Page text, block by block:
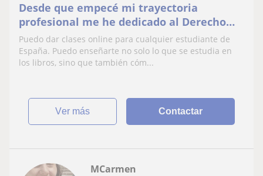
Desde que empecé mi trayectoria
profesional me he dedicado al Derecho
Laboral en términos generales, ya que
trabajo en el Departamento de Relaciones
Laborales de una multinacional. Es por
Puedo dar clases online para cualquier estudiante de
España. Puedo enseñarte no solo lo que se estudia en
los libros, sino que también cóm...
ver más Contactar
MCarmen